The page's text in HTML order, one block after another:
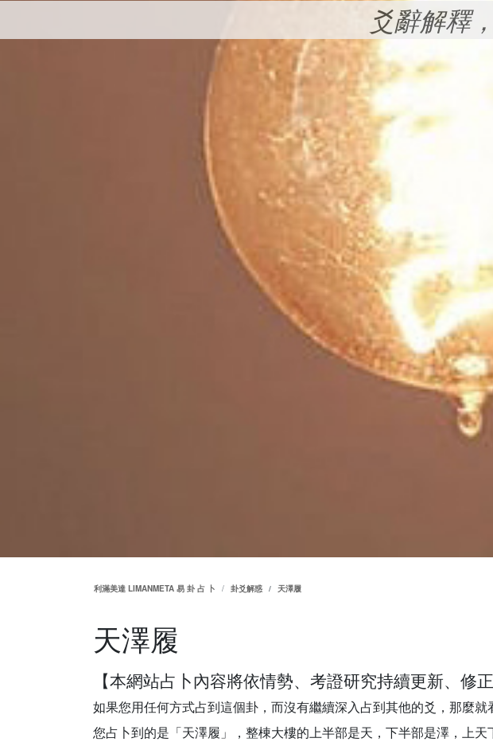
爻辭解釋
利滿美達 LIMANMETA 易 卦 占 卜 卦爻解惑 天澤履
天澤履
【本網站占卜內容將依情勢、考證研究持續更新、修
如果您用任何方式占到這個卦，而沒有繼續深入占到其他的爻，那麼就
您占卜到的是「天澤履」，整棟大樓的上半部是天，下半部是澤，上天